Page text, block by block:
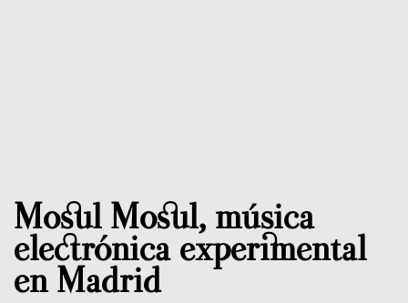
Mosul Mosul, música
electrónica experimental
en Madrid